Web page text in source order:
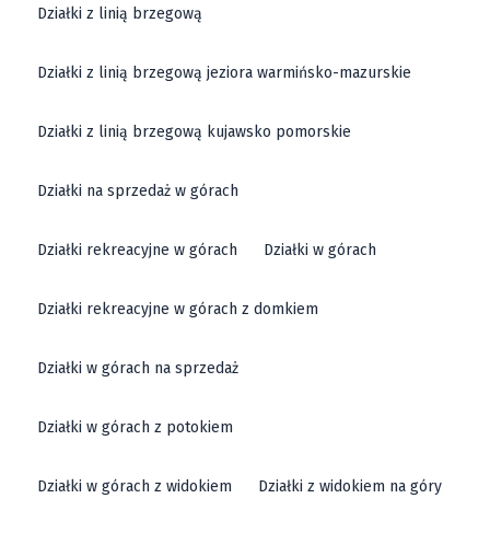
Działki z linią brzegową
Działki z linią brzegową jeziora warmińsko-mazurskie
Działki z linią brzegową kujawsko pomorskie
Działki na sprzedaż w górach
Działki rekreacyjne w górach Działki w górach
Działki rekreacyjne w górach z domkiem
Działki w górach na sprzedaż
Działki w górach z potokiem
Działki w górach z widokiem Działki z widokiem na góry